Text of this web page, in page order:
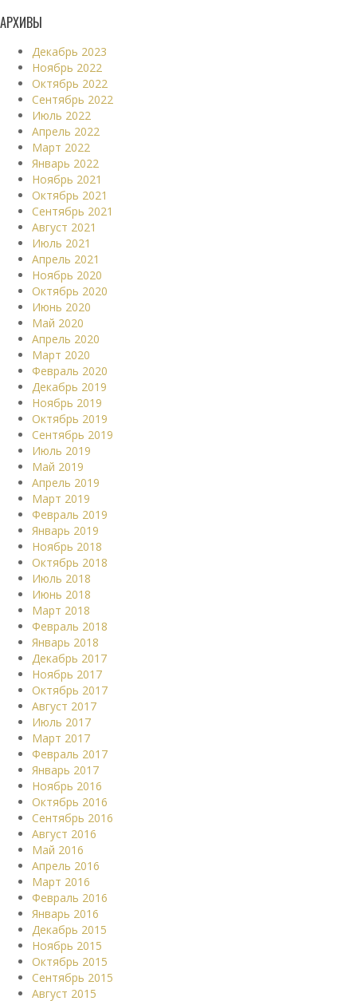
АРХИВЫ
Декабрь 2023
Ноябрь 2022
Октябрь 2022
Сентябрь 2022
Июль 2022
Апрель 2022
Март 2022
Январь 2022
Ноябрь 2021
Октябрь 2021
Сентябрь 2021
Август 2021
Июль 2021
Апрель 2021
Ноябрь 2020
Октябрь 2020
Июнь 2020
Май 2020
Апрель 2020
Март 2020
Февраль 2020
Декабрь 2019
Ноябрь 2019
Октябрь 2019
Сентябрь 2019
Июль 2019
Май 2019
Апрель 2019
Март 2019
Февраль 2019
Январь 2019
Ноябрь 2018
Октябрь 2018
Июль 2018
Июнь 2018
Март 2018
Февраль 2018
Январь 2018
Декабрь 2017
Ноябрь 2017
Октябрь 2017
Август 2017
Июль 2017
Март 2017
Февраль 2017
Январь 2017
Ноябрь 2016
Октябрь 2016
Сентябрь 2016
Август 2016
Май 2016
Апрель 2016
Март 2016
Февраль 2016
Январь 2016
Декабрь 2015
Ноябрь 2015
Октябрь 2015
Сентябрь 2015
Август 2015